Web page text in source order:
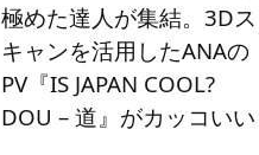
極めた達人が集結。3Dス
キャンを活用したANAの
PV『IS JAPAN COOL?
DOU – 道』がカッコいい